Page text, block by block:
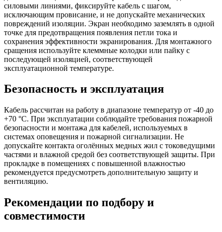
силовыми линиями, фиксируйте кабель с шагом,
исключающим провисание, и не допускайте механических
повреждений изоляции. Экран необходимо заземлять в одной
точке для предотвращения появления петли тока и
сохранения эффективности экранирования. Для монтажного
сращения используйте клеммные колодки или пайку с
последующей изоляцией, соответствующей
эксплуатационной температуре.
Безопасность и эксплуатация
Кабель рассчитан на работу в диапазоне температур от -40 до
+70 °C. При эксплуатации соблюдайте требования пожарной
безопасности и монтажа для кабелей, используемых в
системах оповещения и пожарной сигнализации. Не
допускайте контакта оголённых медных жил с токоведущими
частями и влажной средой без соответствующей защиты. При
прокладке в помещениях с повышенной влажностью
рекомендуется предусмотреть дополнительную защиту и
вентиляцию.
Рекомендации по подбору и
совместимости